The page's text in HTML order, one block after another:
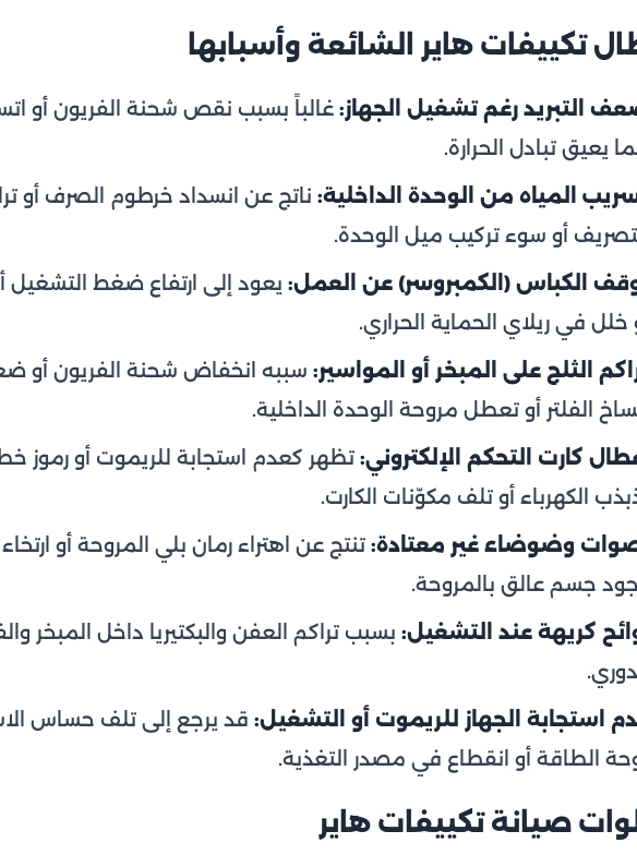
تكييفات هاير الشائعة وأسبابها
التبريد رغم تشغيل الجهاز: غالباً بسبب نقص شحنة الفريون أو
يعيق تبادل الحرارة.
المياه من الوحدة الداخلية: ناتج عن انسداد خرطوم الصرف أو
أو سوء تركيب ميل الوحدة.
الكباس (الكمبروسر) عن العمل: يعود إلى ارتفاع ضغط التشغيل
خلل في ريلاي الحماية الحراري.
الثلج على المبخر أو المواسير: سببه انخفاض شحنة الفريون أو
الفلتر أو تعطل مروحة الوحدة الداخلية.
كارت التحكم الإلكتروني: تظهر كعدم استجابة للريموت أو رموز
الكهرباء أو تلف مكوّنات الكارت.
وضوضاء غير معتادة: تنتج عن اهتراء رمان بلي المروحة أو
جسم عالق بالمروحة.
كريهة عند التشغيل: بسبب تراكم العفن والبكتيريا داخل المبخر
استجابة الجهاز للريموت أو التشغيل: قد يرجع إلى تلف حساس
الطاقة أو انقطاع في مصدر التغذية.
صيانة تكييفات هاير